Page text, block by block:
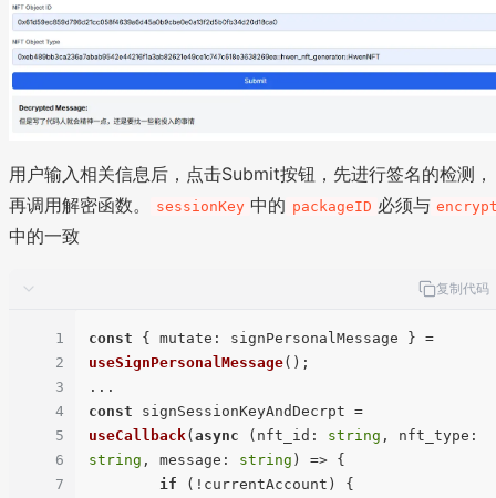
用户输入相关信息后，点击Submit按钮，先进行签名的检测，
再调用解密函数。
sessionKey 中的 packageID 必须与
中的一致
复制代码
1
2
3
4
5
6
7
const { mutate
useSignPersonalMessage();
const
useCallback( async ( nft_id : string , nft_type
string , message : string ) => {
if (!currentAccount) {